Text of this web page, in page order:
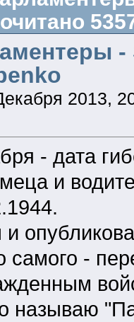
-
2013,
- дата
и
самого -
называю